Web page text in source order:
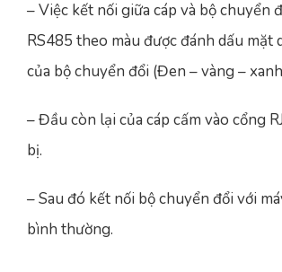
– Việc kết nối giữa cáp và bộ chuyển
RS485 theo màu được đánh dấu mặt
của bộ chuyển đổi (Đen – vàng –
– Đầu còn lại của cáp cấm vào cổng
bị.
– Sau đó kết nối bộ chuyển đổi với
bình thường.